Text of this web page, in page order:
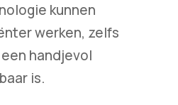
kunnen
werken, zelfs
handjevol
is.